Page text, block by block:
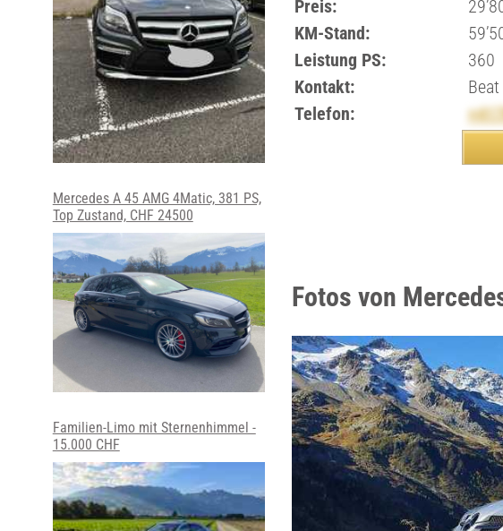
Preis:
KM-Stand:
Leistung PS:
360
Kontakt:
Telefon:
Fotos von
Mercedes A 45 AMG 4Matic, 381 PS,
Top Zustand, CHF 24500
Familien-Limo mit Sternenhimmel -
15.000 CHF